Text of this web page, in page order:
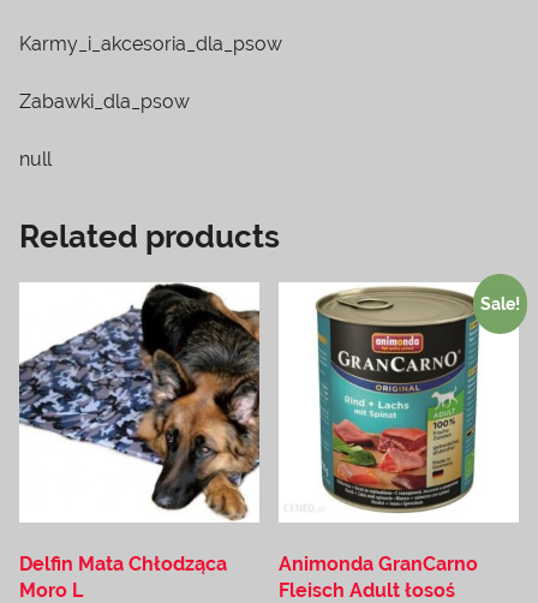
Karmy_i_akcesoria_dla_psow
Zabawki_dla_psow
null
Related products
Delfin Mata Chłodząca
Moro L
Sale!
Animonda GranCarno
Fleisch Adult łosoś